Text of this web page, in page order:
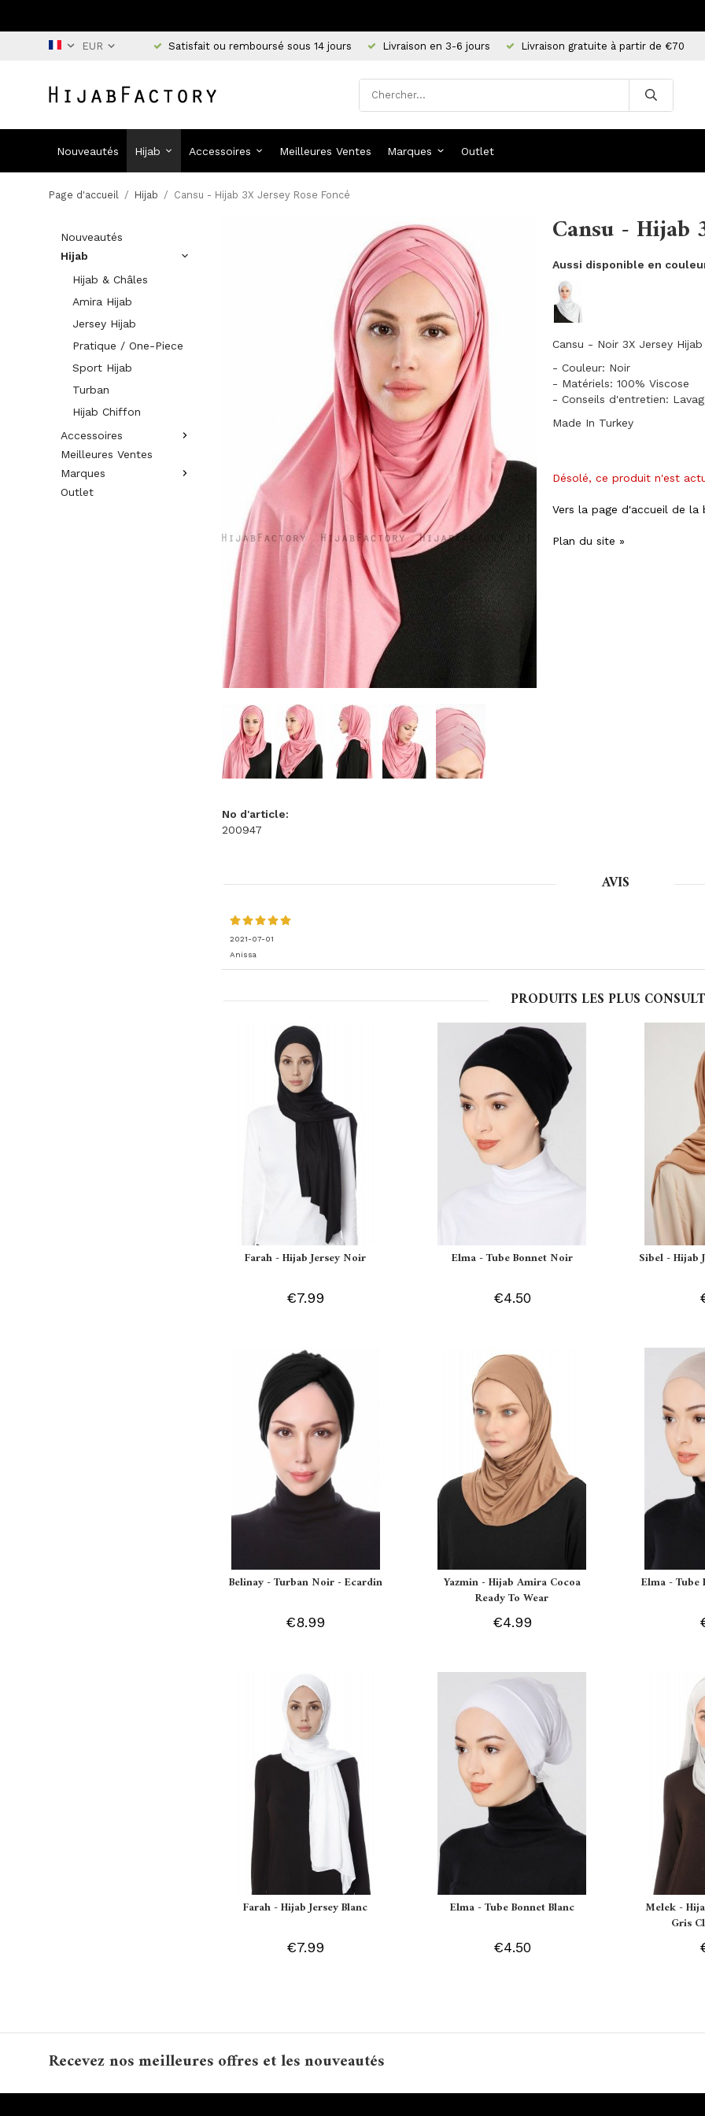
Satisfait ou remboursé sous 14 jours Livraison en 3-6 jours Livraison gratuite à partir de €70
Nouveautés Hijab Accessoires Meilleures Ventes Marques Outlet
Page d'accueil / Hijab / Cansu - Hijab 3X Jersey Rose Foncé
Nouveautés
Hijab
Hijab & Châles
Amira Hijab
Jersey Hijab
Pratique / One-Piece
Sport Hijab
Turban
Hijab Chiffon
Accessoires
Meilleures Ventes
Marques
Outlet
Cansu - Hijab
Aussi disponible en
Cansu - Noir 3X Jersey
- Couleur: Noir
- Matériels: 100% Viscose
- Conseils d'entretien:
Made In Turkey
Désolé, ce produit n'est
Vers la page d'accueil de la
Plan du site »
No d'article:
200947
AVIS
2021-07-01
Anissa
PRODUITS LES PLUS
Farah - Hijab Jersey Noir
€7.99
Elma - Tube Bonnet Noir
€4.50
Sibel - Hijab
Belinay - Turban Noir - Ecardin
€8.99
Yazmin - Hijab Amira Cocoa
Ready To Wear
€4.99
Elma - Tube
Farah - Hijab Jersey Blanc
€7.99
Elma - Tube Bonnet Blanc
€4.50
Melek -
Gris
Recevez nos meilleures offres et les nouveautés